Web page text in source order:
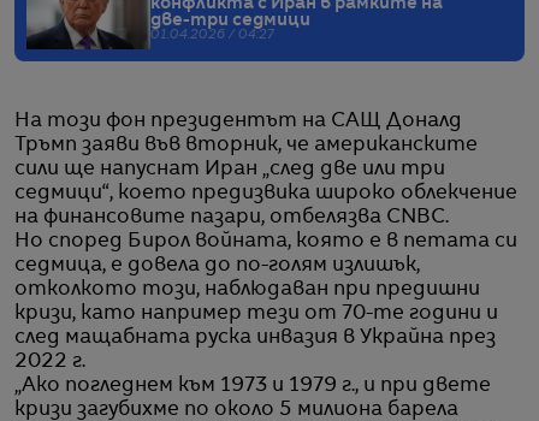
две-три седмици
01.04.2026 / 04:27
На този фон президентът на САЩ Доналд
Тръмп заяви във вторник, че американските
сили ще напуснат Иран „след две или три
седмици“, което предизвика широко облекчение
на финансовите пазари, отбелязва CNBC.
Но според Бирол войната, която е в петата си
седмица, е довела до по-голям излишък,
отколкото този, наблюдаван при предишни
кризи, като например тези от 70-те години и
след мащабната руска инвазия в Украйна през
2022 г.
„Ако погледнем към 1973 и 1979 г., и при двете
кризи загубихме по около 5 милиона барела